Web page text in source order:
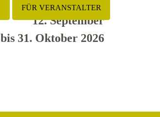
FÜR VERANSTALTER
12. September
bis 31. Oktober 2026